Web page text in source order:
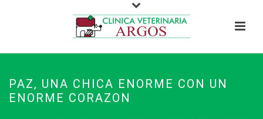
PAZ, UNA CHICA ENORME CON UN
ENORME CORAZON